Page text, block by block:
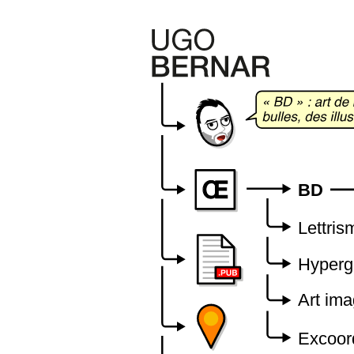
BD
Art